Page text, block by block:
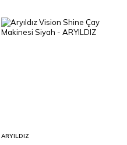
ARYILDIZ